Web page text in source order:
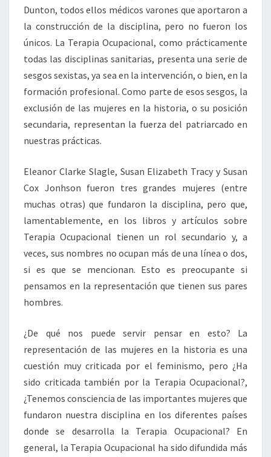
Dunton, todos ellos médicos varones que aportaron a
la construcción de la disciplina, pero no fueron los
únicos. La Terapia Ocupacional, como prácticamente
todas las disciplinas sanitarias, presenta una serie de
sesgos sexistas, ya sea en la intervención, o bien, en la
formación profesional. Como parte de esos sesgos, la
exclusión de las mujeres en la historia, o su posición
secundaria, representan la fuerza del patriarcado en
nuestras prácticas.
Eleanor Clarke Slagle, Susan Elizabeth Tracy y Susan
Cox Jonhson fueron tres grandes mujeres (entre
muchas otras) que fundaron la disciplina, pero que,
lamentablemente, en los libros y artículos sobre
Terapia Ocupacional tienen un rol secundario y, a
veces, sus nombres no ocupan más de una línea o dos,
si es que se mencionan. Esto es preocupante si
pensamos en la representación que tienen sus pares
hombres.
¿De qué nos puede servir pensar en esto? La
representación de las mujeres en la historia es una
cuestión muy criticada por el feminismo, pero ¿Ha
sido criticada también por la Terapia Ocupacional?,
¿Tenemos consciencia de las importantes mujeres que
fundaron nuestra disciplina en los diferentes países
donde se desarrolla la Terapia Ocupacional? En
general, la Terapia Ocupacional ha sido difundida más